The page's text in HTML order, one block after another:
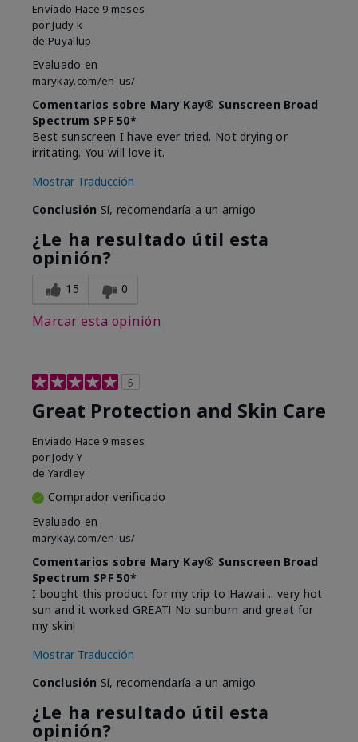
Enviado Hace 9 meses
por Judy k
de Puyallup
Evaluado en
marykay.com/en-us/
Comentarios sobre Mary Kay® Sunscreen Broad
Spectrum SPF 50*
Best sunscreen I have ever tried. Not drying or
irritating. You will love it.
Mostrar Traducción
Conclusión Sí, recomendaría a un amigo
¿Le ha resultado útil esta
opinión?
15 0
Marcar esta opinión
5
Great Protection and Skin Care
Enviado Hace 9 meses
por Jody Y
de Yardley
Comprador verificado
Evaluado en
marykay.com/en-us/
Comentarios sobre Mary Kay® Sunscreen Broad
Spectrum SPF 50*
I bought this product for my trip to Hawaii .. very hot
sun and it worked GREAT! No sunburn and great for
my skin!
Mostrar Traducción
Conclusión Sí, recomendaría a un amigo
¿Le ha resultado útil esta
opinión?